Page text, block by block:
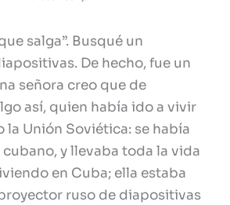
salga”. Busqué un
De hecho, fue un
señora creo que de
así, quien había ido a vivir
la Unión Soviética: se había
y llevaba toda la vida
en Cuba; ella estaba
ruso de diapositivas